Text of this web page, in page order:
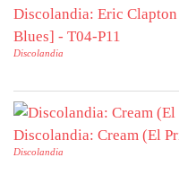
Discolandia: Eric
Blues] - T04-P11
Discolandia
Discolandia: Cream (El
Discolandia